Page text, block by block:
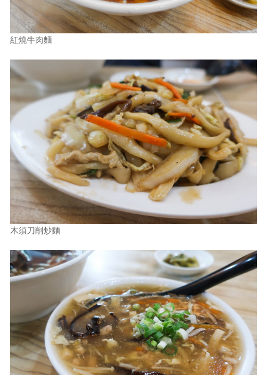
紅燒牛肉麵
木須刀削炒麵